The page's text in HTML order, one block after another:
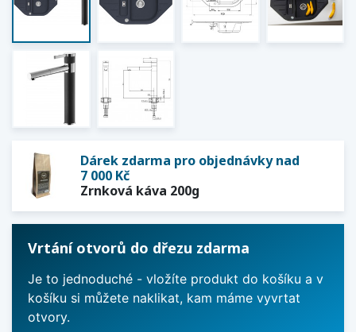
Dárek zdarma pro objednávky nad
7 000 Kč
Zrnková káva 200g
Vrtání otvorů do dřezu zdarma
Je to jednoduché - vložíte produkt do košíku a v
košíku si můžete naklikat, kam máme vyvrtat
otvory.